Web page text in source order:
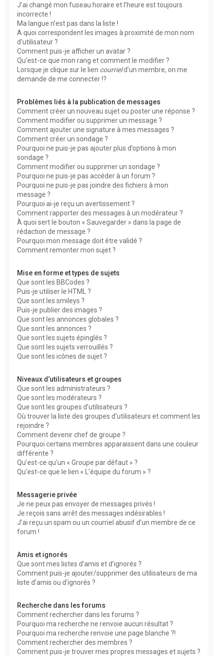
J’ai changé mon fuseau horaire et l’heure est toujours
incorrecte !
Ma langue n’est pas dans la liste !
A quoi correspondent les images à proximité de mon nom
d’utilisateur ?
Comment puis-je afficher un avatar ?
Qu’est-ce que mon rang et comment le modifier ?
Lorsque je clique sur le lien courrield’un membre, on me
demande de me connecter !?
Problèmes liés à la publication de messages
Comment créer un nouveau sujet ou poster une réponse ?
Comment modifier ou supprimer un message ?
Comment ajouter une signature à mes messages ?
Comment créer un sondage ?
Pourquoi ne puis-je pas ajouter plus d’options à mon
sondage ?
Comment modifier ou supprimer un sondage ?
Pourquoi ne puis-je pas accéder à un forum ?
Pourquoi ne puis-je pas joindre des fichiers à mon
message ?
Pourquoi ai-je reçu un avertissement ?
Comment rapporter des messages à un modérateur ?
À quoi sert le bouton « Sauvegarder » dans la page de
rédaction de message ?
Pourquoi mon message doit être validé ?
Comment remonter mon sujet ?
Mise en forme et types de sujets
Que sont les BBCodes ?
Puis-je utiliser le HTML ?
Que sont les smileys ?
Puis-je publier des images ?
Que sont les annonces globales ?
Que sont les annonces ?
Que sont les sujets épinglés ?
Que sont les sujets verrouillés ?
Que sont les icônes de sujet ?
Niveaux d’utilisateurs et groupes
Que sont les administrateurs ?
Que sont les modérateurs ?
Que sont les groupes d’utilisateurs ?
Où trouver la liste des groupes d’utilisateurs et comment les
rejoindre ?
Comment devenir chef de groupe ?
Pourquoi certains membres apparaissent dans une couleur
différente ?
Qu’est-ce qu’un « Groupe par défaut » ?
Qu’est-ce que le lien « L’équipe du forum » ?
Messagerie privée
Je ne peux pas envoyer de messages privés !
Je reçois sans arrêt des messages indésirables !
J’ai reçu un spam ou un courriel abusif d’un membre de ce
forum !
Amis et ignorés
Que sont mes listes d’amis et d’ignorés ?
Comment puis-je ajouter/supprimer des utilisateurs de ma
liste d’amis ou d’ignorés ?
Recherche dans les forums
Comment rechercher dans les forums ?
Pourquoi ma recherche ne renvoie aucun résultat ?
Pourquoi ma recherche renvoie une page blanche ?!
Comment rechercher des membres ?
Comment puis-je trouver mes propres messages et sujets ?